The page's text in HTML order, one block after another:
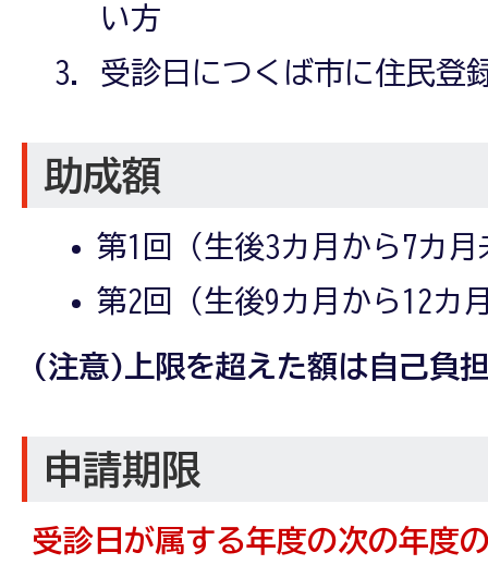
い方
受診日につくば市に住民登
助成額
第1回（生後3カ月から7カ
第2回（生後9カ月から12カ
(注意)上限を超えた額は自己負
申請期限
受診日が属する年度の次の年度